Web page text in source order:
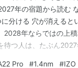
年の宿題から読む
分ける 穴が消えると
2028年ならではの上
待つ人は、たぶん
Pro #1.4nm #IZO